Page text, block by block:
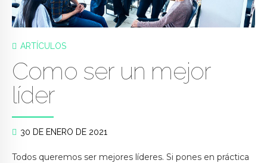
ARTÍCULOS
Como ser un mejor
líder
30 DE ENERO DE 2021
Todos queremos ser mejores líderes. Si pones en práctica